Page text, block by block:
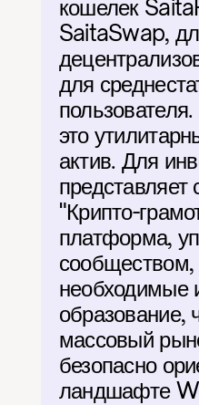
кошелек
SaitaSwap,
для
это
актив. Для
представляет
"Крипто-
платформа,
сообществом,
необходимые
образование,
массовый
безопасно
ландшафте